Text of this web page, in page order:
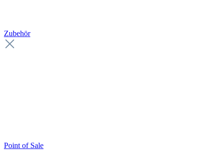
Zubehör
Point of Sale